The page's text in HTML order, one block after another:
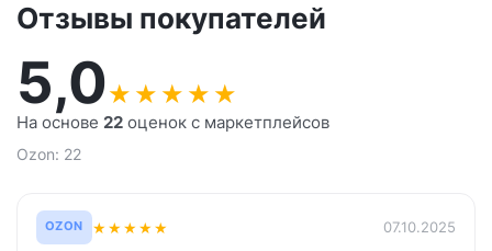
Отзывы покупателей
5,0★ ★ ★ ★ ★
На основе 22 оценок с маркетплейсов
Ozon: 22
OZON ★★★★★ 07.10.2025